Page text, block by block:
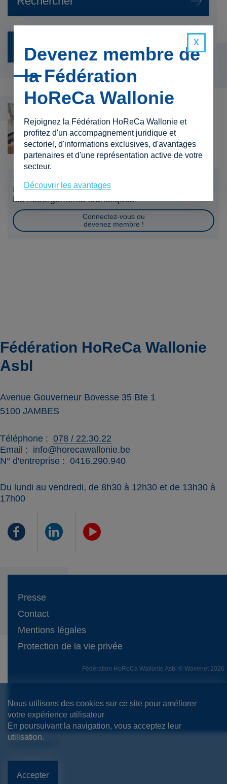
Nous utilisons des cookies sur ce site pour améliorer
votre expérience utilisateur
En poursuivant la navigation, vous acceptez leur
utilisation.
Accepter
Impôts et Taxes
Relèvement du taux de TVA de 6% à 12% pour
les hébergements touristiques
Connectez-vous ou
devenez membre !
Fédération HoReCa Wallonie
Asbl
Avenue Gouverneur Bovesse 35 Bte 1
5100 JAMBES
Téléphone
078 / 22.30.22
Email
info@horecawallonie.be
N° d'entreprise
0416.290.940
Du lundi au vendredi, de 8h30 à 12h30 et de 13h30 à
17h00
Presse
Contact
Mentions légales
Protection de la vie privée
Fédération HoReCa Wallonie Asbl © Wavenet 2026
Devenez membre de
la Fédération
HoReCa Wallonie
Rejoignez la Fédération HoReCa Wallonie et
profitez d'un accompagnement juridique et
sectoriel, d'informations exclusives, d'avantages
partenaires et d'une représentation active de votre
secteur.
Découvrir les avantages